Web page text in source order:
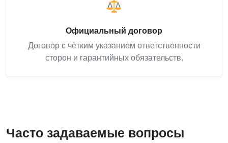
Официальный договор
Договор с чётким указанием ответственности
сторон и гарантийных обязательств.
Часто задаваемые вопросы